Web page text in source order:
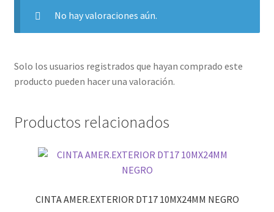
No hay valoraciones aún.
Solo los usuarios registrados que hayan comprado este
producto pueden hacer una valoración.
Productos relacionados
CINTA AMER.EXTERIOR DT17 10MX24MM NEGRO